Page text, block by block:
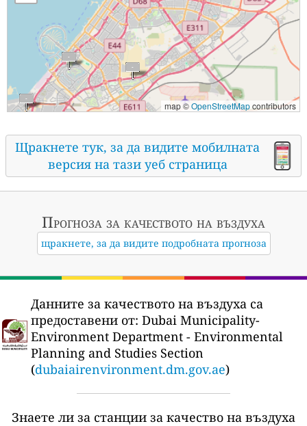
map ©OpenStreetMapcontributors
Щракнете тук, за да видите мобилната
версия на тази уеб страница
Прогноза за качеството на въздуха
щракнете, за да видите подробната прогноза
Данните за качеството на въздуха са
предоставени от: Dubai Municipality-
Environment Department - Environmental
Planning and Studies Section
(dubaiairenvironment.dm.gov.ae)
Знаете ли за станции за качество на въздуха